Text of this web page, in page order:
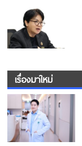
เรื่องมาใหม่